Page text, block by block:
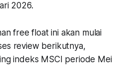
2026.
free float ini akan mulai
review berikutnya,
indeks MSCI periode Mei